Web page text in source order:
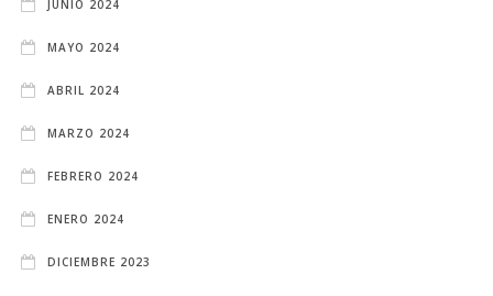
JUNIO 2024
MAYO 2024
ABRIL 2024
MARZO 2024
FEBRERO 2024
ENERO 2024
DICIEMBRE 2023